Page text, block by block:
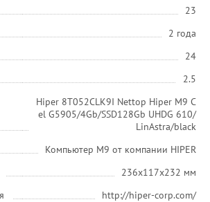
23
2 года
24
2.5
Hiper 8T052CLK9I Nettop Hiper M9 C
el G5905/4Gb/SSD128Gb UHDG 610/
LinAstra/black
Компьютер M9 от компании HIPER
236х117х232 мм
http://hiper-corp.com/